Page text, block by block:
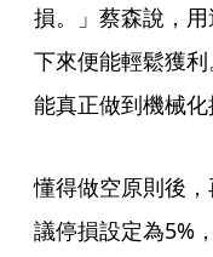
損。」蔡森說，
下來便能輕鬆獲
能真正做到機械化
懂得做空原則後
議停損設定為5%